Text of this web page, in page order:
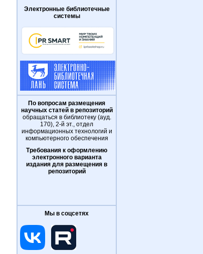
Электронные библиотечные
системы
По вопросам размещения
научных статей в репозиторий
обращаться в библиотеку (ауд.
170), 2-й эт., отдел
информационных технологий и
компьютерного обеспечения
Требования к оформлению
электронного варианта
издания для размещения в
репозиторий
Мы в соцсетях